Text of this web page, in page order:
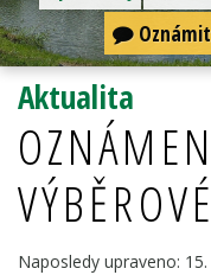
Oznámit
Aktualita
Naposledy upraveno: